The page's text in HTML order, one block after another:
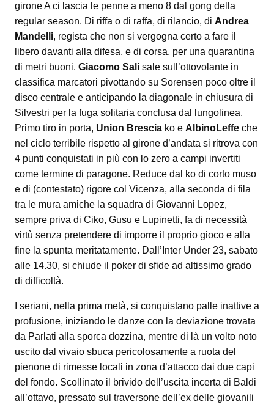
girone A ci lascia le penne a meno 8 dal gong della
regular season. Di riffa o di raffa, di rilancio, di Andrea
Mandelli, regista che non si vergogna certo a fare il
libero davanti alla difesa, e di corsa, per una quarantina
di metri buoni. Giacomo Sali sale sull’ottovolante in
classifica marcatori pivottando su Sorensen poco oltre il
disco centrale e anticipando la diagonale in chiusura di
Silvestri per la fuga solitaria conclusa dal lungolinea.
Primo tiro in porta, Union Brescia ko e AlbinoLeffe che
nel ciclo terribile rispetto al girone d’andata si ritrova con
4 punti conquistati in più con lo zero a campi invertiti
come termine di paragone. Reduce dal ko di corto muso
e di (contestato) rigore col Vicenza, alla seconda di fila
tra le mura amiche la squadra di Giovanni Lopez,
sempre priva di Ciko, Gusu e Lupinetti, fa di necessità
virtù senza pretendere di imporre il proprio gioco e alla
fine la spunta meritatamente. Dall’Inter Under 23, sabato
alle 14.30, si chiude il poker di sfide ad altissimo grado
di difficoltà.
I seriani, nella prima metà, si conquistano palle inattive a
profusione, iniziando le danze con la deviazione trovata
da Parlati alla sporca dozzina, mentre di là un volto noto
uscito dal vivaio sbuca pericolosamente a ruota del
pienone di rimesse locali in zona d’attacco dai due capi
del fondo. Scollinato il brivido dell’uscita incerta di Baldi
all’ottavo, pressato sul traversone dell’ex delle giovanili